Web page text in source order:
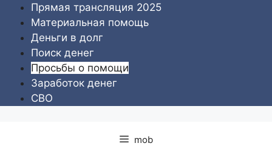
Перейти
содержимому
Прямая трансляция 2025
Материальная помощь
Деньги в долг
Поиск денег
Просьбы о помощи
Заработок денег
СВО
mob